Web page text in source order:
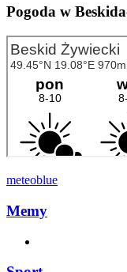
Pogoda w
meteoblue
Memy